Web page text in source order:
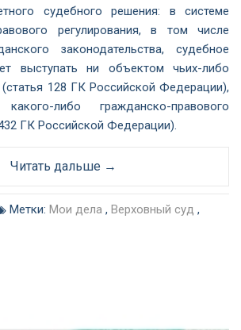
судебного решения: в системе
регулирования, в том числе
законодательства, судебное
выступать ни объектом чьих-либо
128 ГК Российской Федерации),
либо гражданско-правового
ГК Российской Федерации).
Читать дальше →
Метки: Мои дела , Верховный суд ,